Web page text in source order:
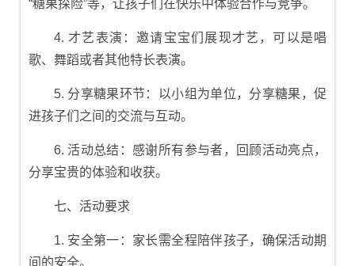
“糖果探险”等，让孩子们在快乐中体验合作与竞争。
4. 才艺表演：邀请宝宝们展现才艺，可以是唱
歌、舞蹈或者其他特长表演。
5. 分享糖果环节：以小组为单位，分享糖果，促
进孩子们之间的交流与互动。
6. 活动总结：感谢所有参与者，回顾活动亮点，
分享宝贵的体验和收获。
七、活动要求
1. 安全第一：家长需全程陪伴孩子，确保活动期
间的安全。